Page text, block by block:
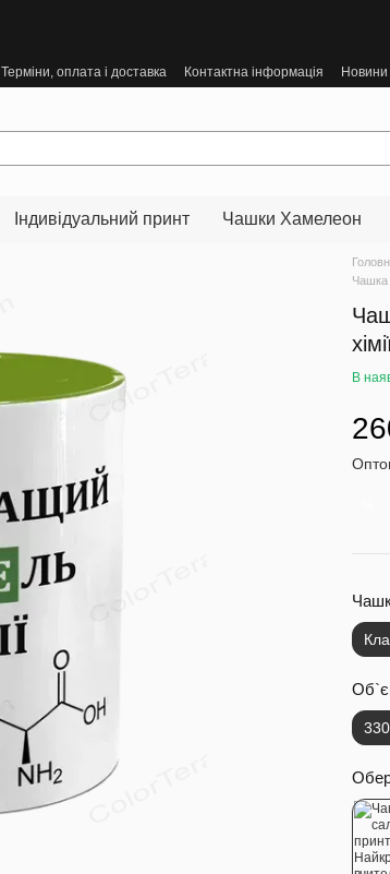
Терміни, оплата і доставка Контактна інформація Новини
Індивідуальний принт Чашки Хамелеон
Чашка
В